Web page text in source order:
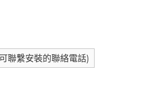
聯繫安裝的聯絡電話)